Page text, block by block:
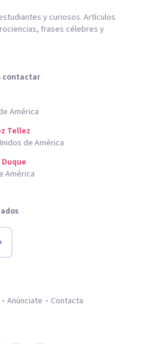
y curiosos. Artículos
frases célebres y
contactar
América
Tellez
de América
América
Anúnciate Contacta